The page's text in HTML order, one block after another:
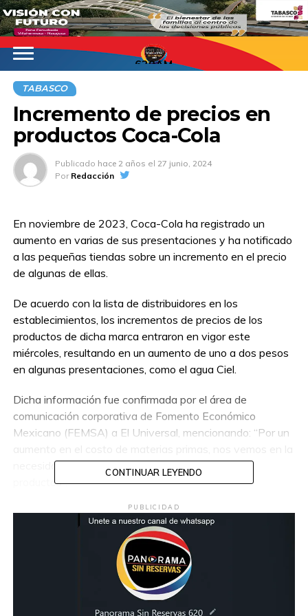
620AM
TABASCO
Incremento de precios en
productos Coca-Cola
Publicado hace 2 años el 27 junio, 2024
Por Redacción
En noviembre de 2023, Coca-Cola ha registrado un
aumento en varias de sus presentaciones y ha notificado
a las pequeñas tiendas sobre un incremento en el precio
de algunas de ellas.
De acuerdo con la lista de distribuidores en los
establecimientos, los incrementos de precios de los
productos de dicha marca entraron en vigor este
miércoles, resultando en un aumento de uno a dos pesos
en algunas presentaciones, como el agua Ciel.
Dicha información fue confirmada por el área de
comunicación corporativa de Fomento Económico
Mexicano (FEMSA) a El Universal, mencionando: “Por un
necesidad de aumentar los precios de nuestros
productos”.
Nuevos Precios de Productos
Coca-Cola por Unidad
Coca-Cola 235 ml (flaca): de 8 pesos a 9
Coca-Cola 600 ml: de 18 pesos a 19 pesos
CONTINUAR LEYENDO
PUBLICIDAD